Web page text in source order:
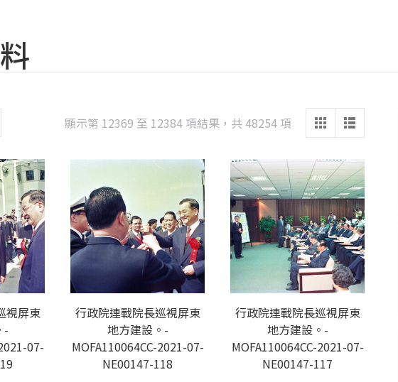
顯示第 12369 至 12384 項結果，共 48254 項 Sorted
latest
視屏東
-
07-
行政院連戰院長巡視屏東
地方建設。-
MOFA110064CC-2021-07-
NE00147-118
行政院連戰院長巡視屏東
地方建設。-
MOFA110064CC-2021-07-
NE00147-117